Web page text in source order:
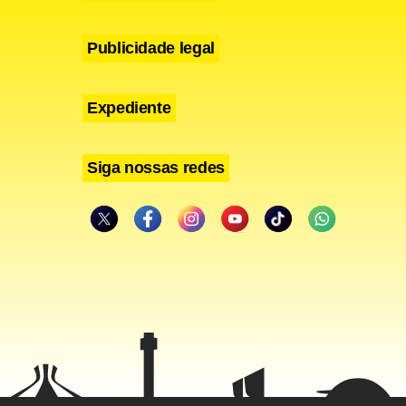
no
do
Publicidade legal
Expediente
Siga nossas redes